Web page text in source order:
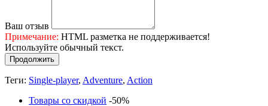
Ваш отзыв
Примечание: HTML разметка не поддерживается!
Используйте обычный текст.
Продолжить
Теги: Single-player, Adventure, Action
Товары со скидкой -50%